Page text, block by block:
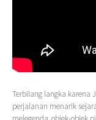
Terbilang langka
perjalanan menarik